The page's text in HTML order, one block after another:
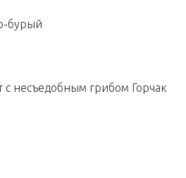
бурый
с несъедобным грибом Горчак